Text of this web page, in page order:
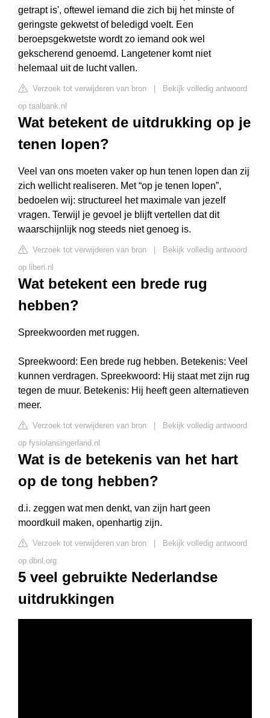
getrapt is', oftewel iemand die zich bij het minste of
geringste gekwetst of beledigd voelt. Een
beroepsgekwetste wordt zo iemand ook wel
gekscherend genoemd. Langetener komt niet
helemaal uit de lucht vallen.
Verzoek tot verwijderen van bron
Bekijk volledig antwoord
op taalbank.nl
Wat betekent de uitdrukking op je
tenen lopen?
Veel van ons moeten vaker op hun tenen lopen dan zij
zich wellicht realiseren. Met “op je tenen lopen”,
bedoelen wij: structureel het maximale van jezelf
vragen. Terwijl je gevoel je blijft vertellen dat dit
waarschijnlijk nog steeds niet genoeg is.
Verzoek tot verwijderen van bron
Bekijk volledig antwoord
op liberi.nl
Wat betekent een brede rug
hebben?
Spreekwoorden met ruggen.
Spreekwoord: Een brede rug hebben. Betekenis: Veel
kunnen verdragen. Spreekwoord: Hij staat met zijn rug
tegen de muur. Betekenis: Hij heeft geen alternatieven
meer.
Verzoek tot verwijderen van bron
Bekijk volledig antwoord
op fysiolansingerland.nl
Wat is de betekenis van het hart
op de tong hebben?
d.i. zeggen wat men denkt, van zijn hart geen
moordkuil maken, openhartig zijn.
Verzoek tot verwijderen van bron
Bekijk volledig antwoord
op dbnl.org
5 veel gebruikte Nederlandse
uitdrukkingen